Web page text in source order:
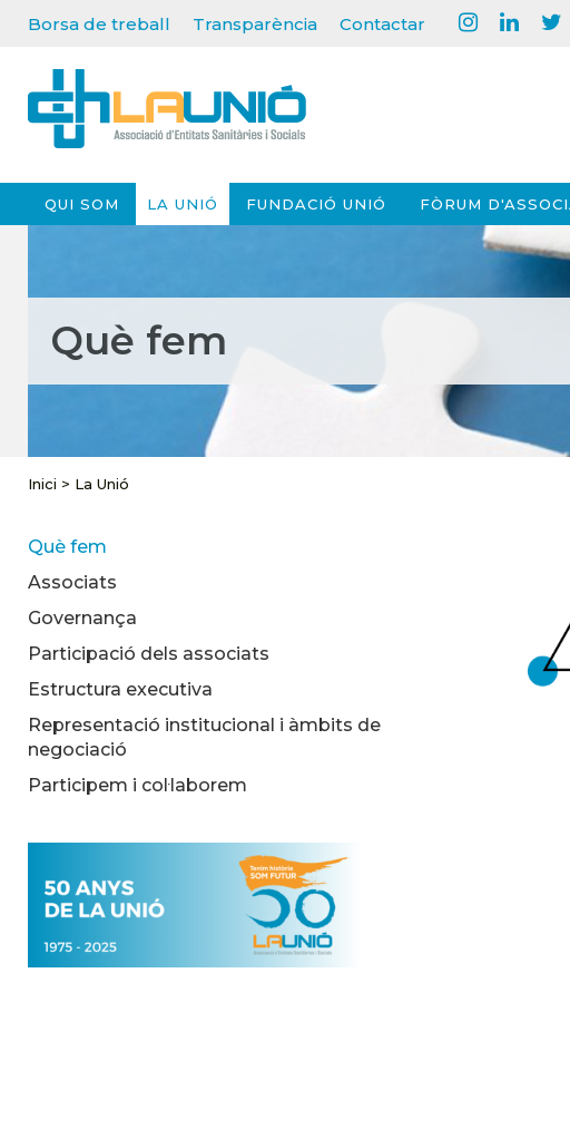
Borsa de treball Transparència Contactar
QUI SOM LA UNIÓ FUNDACIÓ UNIÓ FÒRUM
Què fem
Inici > La Unió
Què fem
Associats
Governança
Participació dels associats
Estructura executiva
Representació institucional i àmbits de
negociació
Participem i col·laborem